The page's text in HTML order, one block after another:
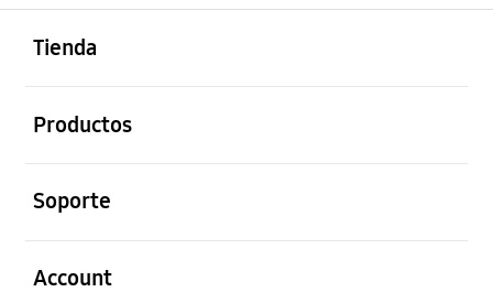
Tienda
Productos
Soporte
Account